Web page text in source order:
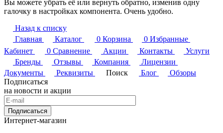
Вы можете убрать её или вернуть обратно, изменив одну
галочку в настройках компонента. Очень удобно.
Назад к списку
Главная
Каталог 0 Корзина 0 Избранные
Кабинет
0 Сравнение Акции Контакты
Услуги
Бренды
Отзывы Компания
Лицензии
Документы
Реквизиты Поиск Блог
Обзоры
Подписаться
на новости и акции
Подписаться
Интернет-магазин